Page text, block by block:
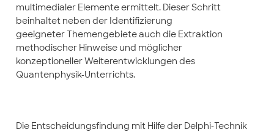
multimedialer Elemente ermittelt. Dieser Schritt
beinhaltet neben der Identifizierung
geeigneter Themengebiete auch die Extraktion
methodischer Hinweise und möglicher
konzeptioneller Weiterentwicklungen des
Quantenphysik-Unterrichts.
Die Entscheidungsfindung mit Hilfe der Delphi-Technik